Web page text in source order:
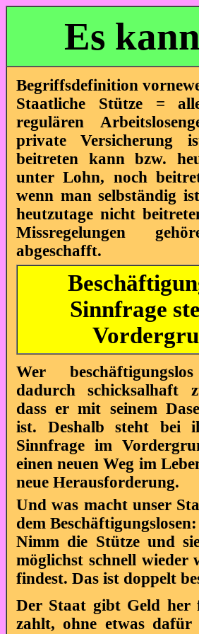
Es
Begriffsdefinition
Staatliche Stütze =
regulären
private
beitreten kann bzw.
unter Lohn, noch
wenn man selbständig
heutzutage nicht
Missregelungen
abgeschafft.
Sinnfrage
Wer
dadurch schicksalhaft
dass er mit seinem
ist. Deshalb steht bei
Sinnfrage im
einen neuen Weg im
neue Herausforderung.
Und was macht unser
dem Beschäftigungslosen:
Nimm die Stütze und
möglichst schnell wieder
findest. Das ist doppelt
Der Staat gibt Geld
zahlt, ohne etwas dafür